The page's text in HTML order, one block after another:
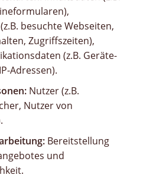
besuchte Webseiten,
Zugriffszeiten),
(z.B. Geräte-
Adressen).
Nutzer (z.B.
Nutzer von
Bereitstellung
und